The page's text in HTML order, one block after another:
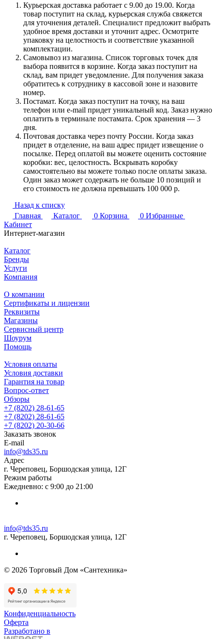
Курьерская доставка работает с 9.00 до 19.00. Когда
товар поступит на склад, курьерская служба свяжется
для уточнения деталей. Специалист предложит выбрать
удобное время доставки и уточнит адрес. Осмотрите
упаковку на целостность и соответствие указанной
комплектации.
Самовывоз из магазина. Список торговых точек для
выбора появится в корзине. Когда заказ поступит на
склад, вам придет уведомление. Для получения заказа
обратитесь к сотруднику в кассовой зоне и назовите
номер.
Постамат. Когда заказ поступит на точку, на ваш
телефон или e-mail придет уникальный код. Заказ нужно
оплатить в терминале постамата. Срок хранения — 3
дня.
Почтовая доставка через почту России. Когда заказ
придет в отделение, на ваш адрес придет извещение о
посылке. Перед оплатой вы можете оценить состояние
коробки: вес, целостность. Вскрывать коробку
самостоятельно вы можете только после оплаты заказа.
Один заказ может содержать не больше 10 позиций и
его стоимость не должна превышать 100 000 р.
Назад к списку
Главная
Каталог 0 Корзина 0 Избранные
Кабинет
Интернет-магазин
Каталог
Бренды
Услуги
Компания
О компании
Сертификаты и лицензии
Реквизиты
Магазины
Сервисный центр
Шоурум
Помощь
Условия оплаты
Условия доставки
Гарантия на товар
Вопрос-ответ
Обзоры
+7 (8202) 28‑61-65
+7 (8202) 28‑61-65
+7 (8202) 20‑30-66
Заказать звонок
E-mail
info@tds35.ru
Адрес
г. Череповец, Боршодская улица, 12Г
Режим работы
Ежедневно: с 9:00 до 21:00
info@tds35.ru
г. Череповец, Боршодская улица, 12Г
© 2026 Торговый Дом «Сантехника»
Конфиденциальность
Оферта
Разработано в